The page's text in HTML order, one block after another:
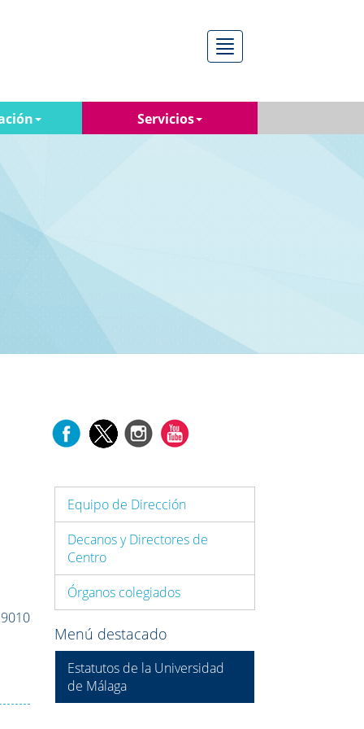
Menú
Servicios
Equipo de Dirección
Decanos y Directores de
Centro
Órganos colegiados
Menú destacado
Estatutos de la Universidad
de Málaga